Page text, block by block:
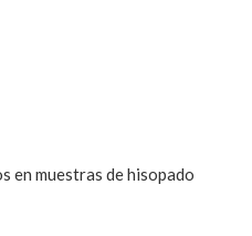
en muestras de hisopado